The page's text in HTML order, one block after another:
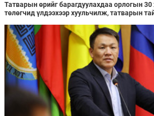
Татварын өрийг барагдуулахдаа орлогын 30
төлөгчид үлдээхээр хуульчилж, татварын